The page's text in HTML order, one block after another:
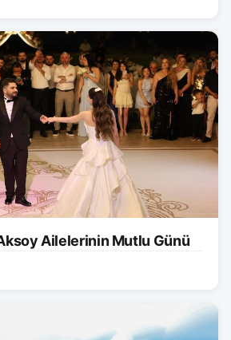
Ailelerinin Mutlu Günü